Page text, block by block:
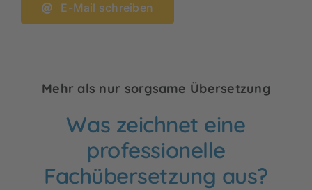
E-Mail schreiben
Mehr als nur sorgsame Übersetzung
Was zeichnet eine
professionelle
Fachübersetzung aus?